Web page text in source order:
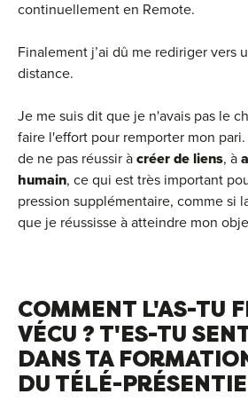
continuellement en Remote.
Finalement j’ai dû me rediriger vers
distance.
Je me suis dit que je n'avais pas le
faire l'effort pour remporter mon pari.
de ne pas réussir à créer de liens, à
humain, ce qui est très important
pression supplémentaire, comme si
que je réussisse à atteindre mon
COMMENT L'AS-TU
VÉCU ? T'ES-TU
DANS TA
DU TÉLÉ-